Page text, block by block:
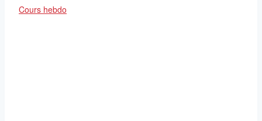
Cours hebdo